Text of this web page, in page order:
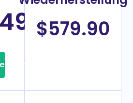
/Jahr
$579.90